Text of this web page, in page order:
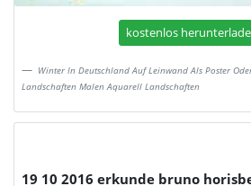
kostenlos
Winter In Deutschland Auf Leinwand Als Poster
Landschaften Malen Aquarell Landschaften
19 10 2016 erkunde bruno